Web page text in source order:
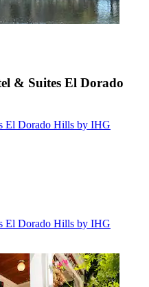
& Suites El Dorado
El Dorado Hills by IHG
El Dorado Hills by IHG